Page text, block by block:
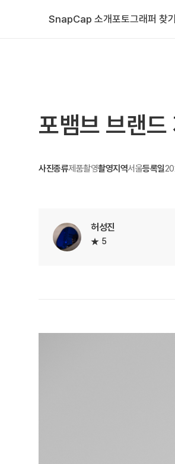
SnapCap 소개포토그래퍼 찾기
포뱀브 브랜드
사진종류제품촬영촬영지역서울등록일
허성진
5